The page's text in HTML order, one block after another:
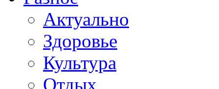
Актуально
Здоровье
Культура
Отдых